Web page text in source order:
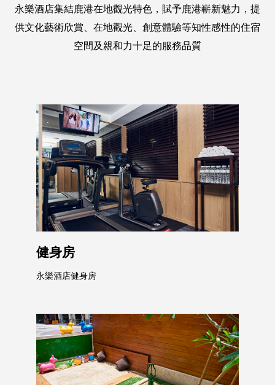
永樂酒店集結鹿港在地觀光特色，賦予鹿港嶄新魅力，提
供文化藝術欣賞、在地觀光、創意體驗等知性感性的住宿
空間及親和力十足的服務品質
健身房
永樂酒店健身房